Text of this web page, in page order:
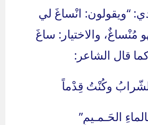
“ويقولون: انْساغَ لي
مُنْساغٌ، والاختيار: ساغَ
قال الشاعر:
وكُنْتُ قِدْماً
الحَـمـيمِ”